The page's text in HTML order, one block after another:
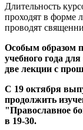
​Длительность
проходят в форме
проводят
Особым образом
учебного года
две лекции с
С 19 октября
продолжить
"Православное
в 19-30.